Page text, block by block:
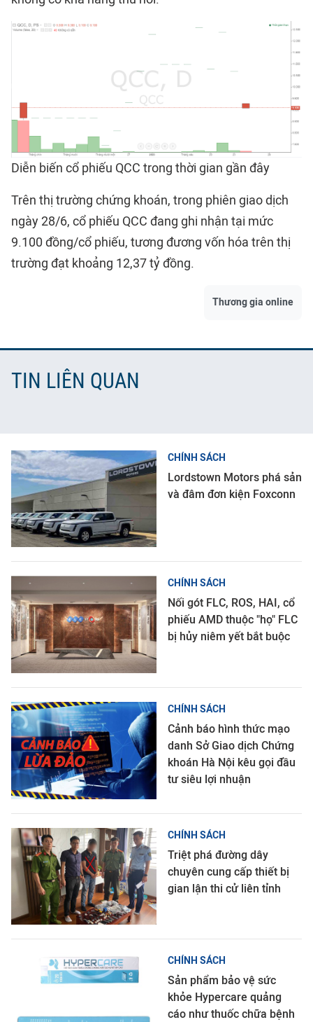
Diễn biến cổ phiếu QCC trong thời gian gần đây
Trên thị trường chứng khoán, trong phiên giao dịch
ngày 28/6, cổ phiếu QCC đang ghi nhận tại mức
9.100 đồng/cổ phiếu, tương đương vốn hóa trên thị
trường đạt khoảng 12,37 tỷ đồng.
Thương gia online
TIN LIÊN QUAN
CHÍNH SÁCH
Lordstown Motors phá sản
và đâm đơn kiện Foxconn
CHÍNH SÁCH
Nối gót FLC, ROS, HAI, cổ
phiếu AMD thuộc "họ" FLC
bị hủy niêm yết bắt buộc
CHÍNH SÁCH
Cảnh báo hình thức mạo
danh Sở Giao dịch Chứng
khoán Hà Nội kêu gọi đầu
tư siêu lợi nhuận
CHÍNH SÁCH
Triệt phá đường dây
chuyên cung cấp thiết bị
gian lận thi cử liên tỉnh
CHÍNH SÁCH
Sản phẩm bảo vệ sức
khỏe Hypercare quảng
cáo như thuốc chữa bệnh